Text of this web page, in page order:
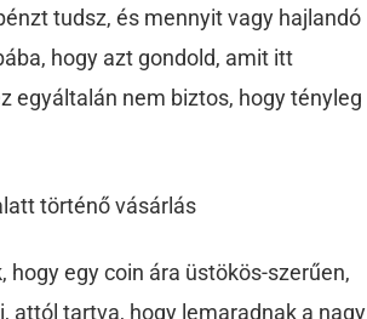
tudsz, és mennyit vagy hajlandó
hogy azt gondold, amit itt
egyáltalán nem biztos, hogy tényleg
történő vásárlás
egy coin ára üstökös-szerűen,
attól tartva, hogy lemaradnak a nagy